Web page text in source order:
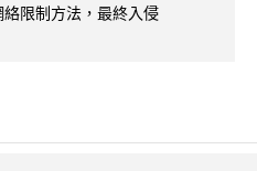
限制方法，最終入侵